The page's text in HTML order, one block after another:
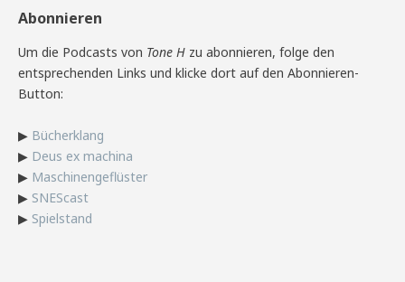
Abonnieren
Um die Podcasts von Tone H zu abonnieren, folge den
entsprechenden Links und klicke dort auf den Abonnieren-
Button:
▶ Bücherklang
▶ Deus ex machina
▶ Maschinengeflüster
▶ SNEScast
▶ Spielstand